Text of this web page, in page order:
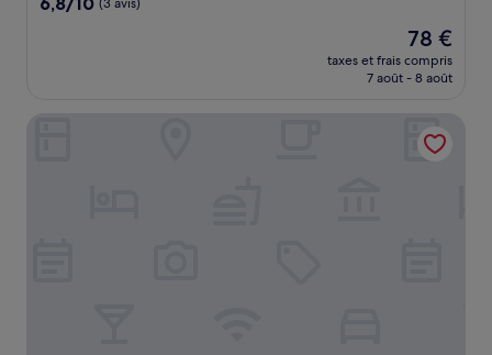
Le
nouveau
prix
de
78 €
78 €
taxes et frais compris
7 août - 8 août